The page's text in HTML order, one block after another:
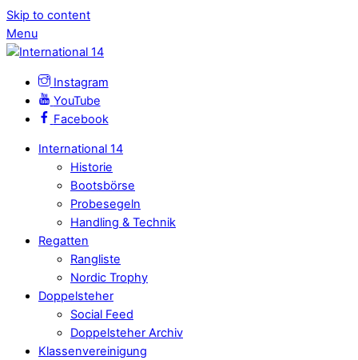
Skip to content
Menu
Instagram
YouTube
Facebook
International 14
Historie
Bootsbörse
Probesegeln
Handling & Technik
Regatten
Rangliste
Nordic Trophy
Doppelsteher
Social Feed
Doppelsteher Archiv
Klassenvereinigung